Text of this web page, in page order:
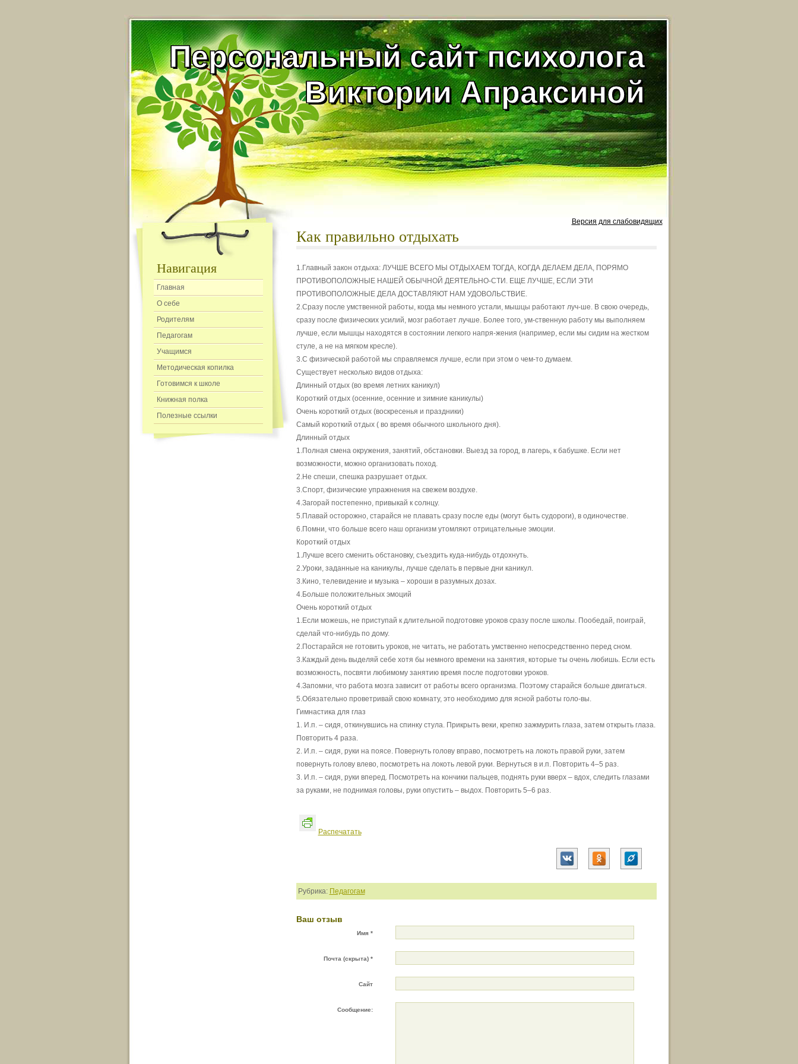
Персональный сайт психолога
Виктории Апраксиной
Версия для слабовидящих
Навигация
Главная
О себе
Родителям
Педагогам
Учащимся
Методическая копилка
Готовимся к школе
Книжная полка
Полезные ссылки
Как правильно отдыхать
1.Главный закон отдыха: ЛУЧШЕ ВСЕГО МЫ ОТДЫХАЕМ ТОГДА, КОГДА ДЕЛАЕМ ДЕЛА, ПОРЯМО
ПРОТИВОПОЛОЖНЫЕ НАШЕЙ ОБЫЧНОЙ ДЕЯТЕЛЬНО-СТИ. ЕЩЕ ЛУЧШЕ, ЕСЛИ ЭТИ
ПРОТИВОПОЛОЖНЫЕ ДЕЛА ДОСТАВЛЯЮТ НАМ УДОВОЛЬСТВИЕ.
2.Сразу после умственной работы, когда мы немного устали, мышцы работают луч-ше. В свою очередь,
сразу после физических усилий, мозг работает лучше. Более того, ум-ственную работу мы выполняем
лучше, если мышцы находятся в состоянии легкого напря-жения (например, если мы сидим на жестком
стуле, а не на мягком кресле).
3.С физической работой мы справляемся лучше, если при этом о чем-то думаем.
Существует несколько видов отдыха:
Длинный отдых (во время летних каникул)
Короткий отдых (осенние, осенние и зимние каникулы)
Очень короткий отдых (воскресенья и праздники)
Самый короткий отдых ( во время обычного школьного дня).
Длинный отдых
1.Полная смена окружения, занятий, обстановки. Выезд за город, в лагерь, к бабушке. Если нет
возможности, можно организовать поход.
2.Не спеши, спешка разрушает отдых.
3.Спорт, физические упражнения на свежем воздухе.
4.Загорай постепенно, привыкай к солнцу.
5.Плавай осторожно, старайся не плавать сразу после еды (могут быть судороги), в одиночестве.
6.Помни, что больше всего наш организм утомляют отрицательные эмоции.
Короткий отдых
1.Лучше всего сменить обстановку, съездить куда-нибудь отдохнуть.
2.Уроки, заданные на каникулы, лучше сделать в первые дни каникул.
3.Кино, телевидение и музыка – хороши в разумных дозах.
4.Больше положительных эмоций
Очень короткий отдых
1.Если можешь, не приступай к длительной подготовке уроков сразу после школы. Пообедай, поиграй,
сделай что-нибудь по дому.
2.Постарайся не готовить уроков, не читать, не работать умственно непосредственно перед сном.
3.Каждый день выделяй себе хотя бы немного времени на занятия, которые ты очень любишь. Если есть
возможность, посвяти любимому занятию время после подготовки уроков.
4.Запомни, что работа мозга зависит от работы всего организма. Поэтому старайся больше двигаться.
5.Обязательно проветривай свою комнату, это необходимо для ясной работы голо-вы.
Гимнастика для глаз
1. И.п. – сидя, откинувшись на спинку стула. Прикрыть веки, крепко зажмурить глаза, затем открыть глаза.
Повторить 4 раза.
2. И.п. – сидя, руки на поясе. Повернуть голову вправо, посмотреть на локоть правой руки, затем
повернуть голову влево, посмотреть на локоть левой руки. Вернуться в и.п. Повторить 4–5 раз.
3. И.п. – сидя, руки вперед. Посмотреть на кончики пальцев, поднять руки вверх – вдох, следить глазами
за руками, не поднимая головы, руки опустить – выдох. Повторить 5–6 раз.
Распечатать
Рубрика: Педагогам
Ваш отзыв
Имя *
Почта (скрыта) *
Сайт
Сообщение: